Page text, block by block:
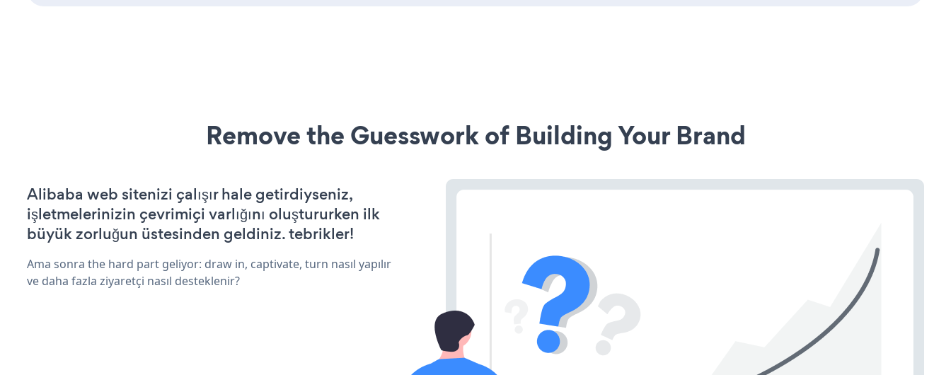
Remove the Guesswork of Building Your Brand
Alibaba web sitenizi çalışır hale getirdiyseniz,
işletmelerinizin çevrimiçi varlığını oluştururken ilk
büyük zorluğun üstesinden geldiniz. tebrikler!
Ama sonra the hard part geliyor: draw in, captivate, turn nasıl yapılır
ve daha fazla ziyaretçi nasıl desteklenir?